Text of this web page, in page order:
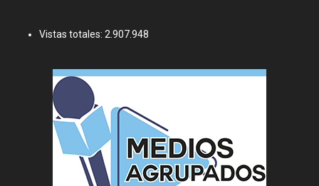
Vistas totales: 2.907.948